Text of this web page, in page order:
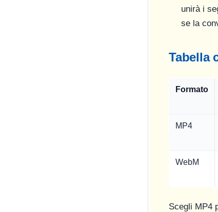
unirà i
se la
Tabella
Formato
MP4
WebM
Scegli MP4